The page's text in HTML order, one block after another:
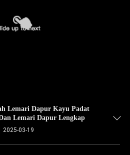
Lemari Dapur Kayu Padat
Lemari Dapur Lengkap
2025-03-19